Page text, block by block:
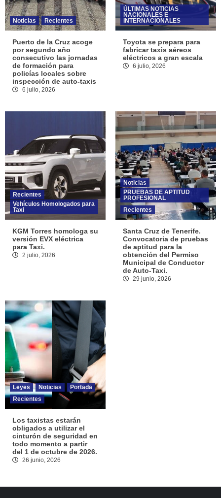
Noticias Recientes
Puerto de la Cruz acoge
por segundo año
consecutivo las jornadas
de formación para
policías locales sobre
inspección de auto-taxis
6 julio, 2026
ÚLTIMAS NOTICIAS
NACIONALES E
INTERNACIONALES
Toyota se prepara para
fabricar taxis aéreos
eléctricos a gran escala
6 julio, 2026
Recientes
Vehículos Homologados para
Taxi
KGM Torres homologa su
versión EVX eléctrica
para Taxi.
2 julio, 2026
Noticias
PRUEBAS DE APTITUD
PROFESIONAL
Recientes
Santa Cruz de Tenerife.
Convocatoria de pruebas
de aptitud para la
obtención del Permiso
Municipal de Conductor
de Auto-Taxi.
29 junio, 2026
Leyes Noticias
Portada
Recientes
Los taxistas estarán
obligados a utilizar el
cinturón de seguridad en
todo momento a partir
del 1 de octubre de 2026.
26 junio, 2026